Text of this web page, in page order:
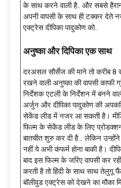
के साथ करने वाली है.. और सबसे
अपनी वापसी के साथ ही टक्कर देते
एक्ट्रेस दीपिका पादुकोण को..
अनुष्का और दिपिका एक साथ
दरअसल सौर्सेज की माने तो करीब 8
रखने वाली अनुष्का की वापसी काफी
निर्देशक एटली के निर्देशन में बनने
अर्जुन और दीपिका पादुकोण की
सेकेंड लीड में नजर आ सकती है।
फिल्म के सेकेंड लीड के लिए
बातचीत शुरु कर दी है… लेकिन
नहीं ये अभी कंफर्म होना बाकी है।
बाद इस फिल्म के जरिए वापसी कर
करती है तो हिंदी के साथ साथ तेलुगू
बॉलीवुड एक्ट्रेस को देखने का मौका